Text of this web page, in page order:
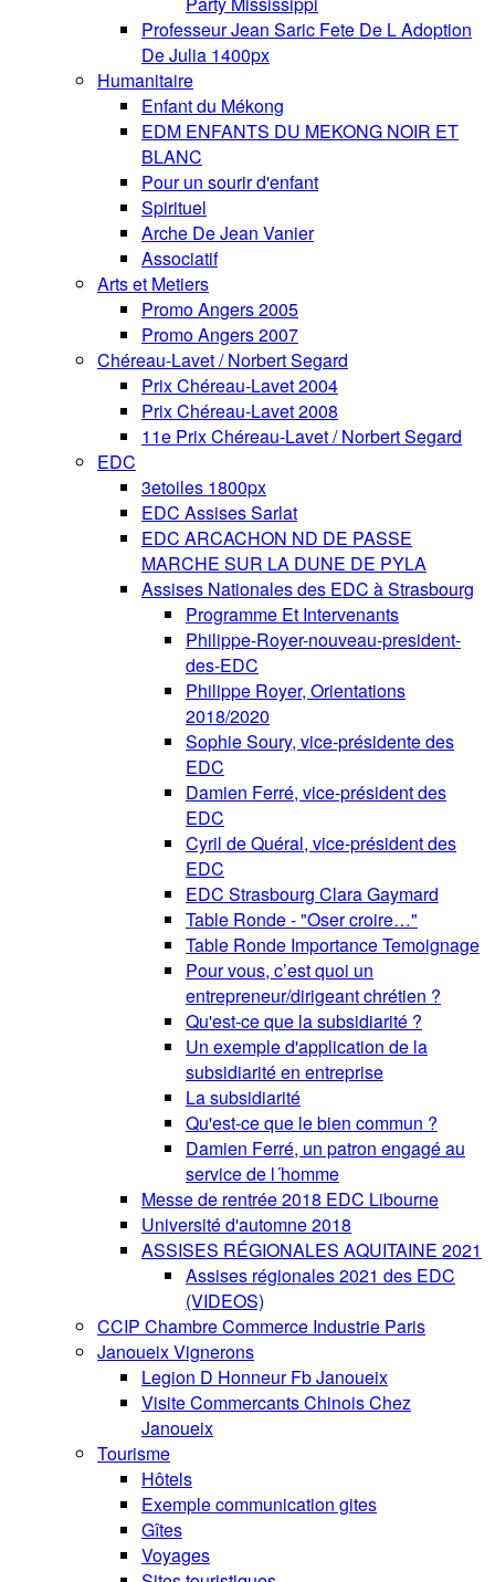
Professeur Jean Saric Fete De L Adoption
De Julia 1400px
Humanitaire
Enfant du Mékong
EDM ENFANTS DU MEKONG NOIR ET
BLANC
Pour un sourir d'enfant
Spirituel
Arche De Jean Vanier
Associatif
Arts et Metiers
Promo Angers 2005
Promo Angers 2007
Chéreau-Lavet / Norbert Segard
Prix Chéreau-Lavet 2004
Prix Chéreau-Lavet 2008
11e Prix Chéreau-Lavet / Norbert Segard
EDC
3etoiles 1800px
EDC Assises Sarlat
EDC ARCACHON ND DE PASSE
MARCHE SUR LA DUNE DE PYLA
Assises Nationales des EDC à Strasbourg
Programme Et Intervenants
Philippe-Royer-nouveau-president-
des-EDC
Philippe Royer, Orientations
2018/2020
Sophie Soury, vice-présidente des
EDC
Damien Ferré, vice-président des
EDC
Cyril de Quéral, vice-président des
EDC
EDC Strasbourg Clara Gaymard
Table Ronde - "Oser croire…"
Table Ronde Importance Temoignage
Pour vous, c’est quoi un
entrepreneur/dirigeant chrétien ?
Qu'est-ce que la subsidiarité ?
Un exemple d'application de la
subsidiarité en entreprise
La subsidiarité
Qu'est-ce que le bien commun ?
Damien Ferré, un patron engagé au
service de l´homme
Messe de rentrée 2018 EDC Libourne
Université d'automne 2018
ASSISES RÉGIONALES AQUITAINE 2021
Assises régionales 2021 des EDC
(VIDEOS)
CCIP Chambre Commerce Industrie Paris
Janoueix Vignerons
Legion D Honneur Fb Janoueix
Visite Commercants Chinois Chez
Janoueix
Tourisme
Hôtels
Exemple communication gites
Gîtes
Voyages